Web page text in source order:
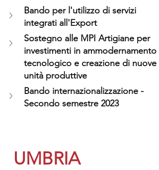
Bando per l'utilizzo di servizi
integrati all'Export
Sostegno alle MPI Artigiane per
investimenti in ammodernamento
tecnologico e creazione di nuove
unità produttive
Bando internazionalizzazione -
Secondo semestre 2023
UMBRIA